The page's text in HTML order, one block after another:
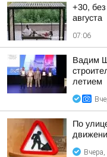
+30,
августа
07:06
Вадим
летием
По